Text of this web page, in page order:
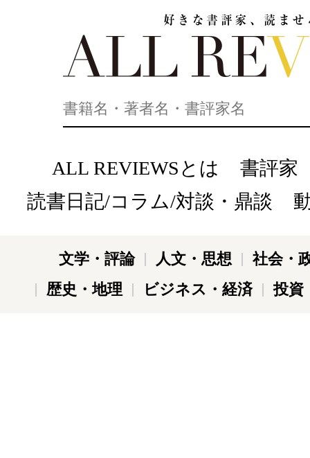
ALL REVIEWSとは
書評家
読書日記/コラム/対談・鼎談
文学・評論 人文・思想
社会・
歴史・地理
ビジネス・経済 投資